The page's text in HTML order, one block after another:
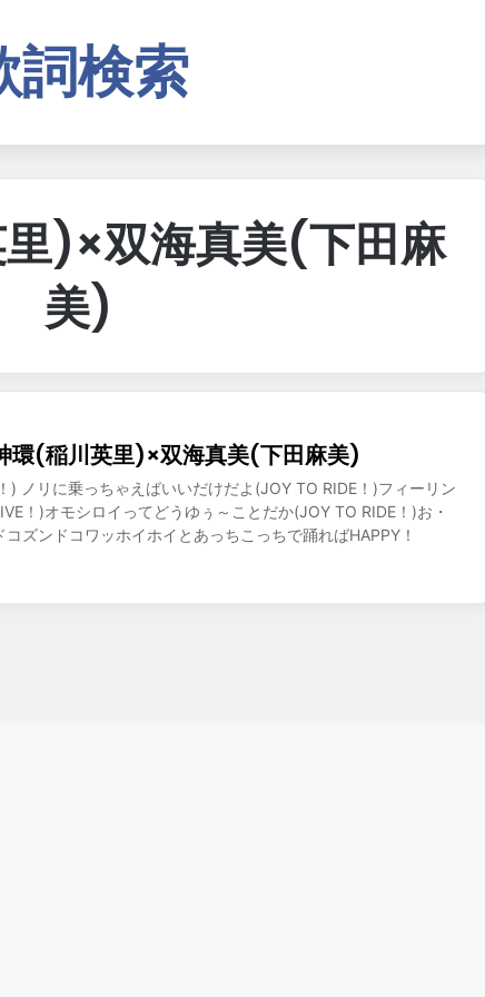
詞検索
)×双海真美(下田麻
美)
環(稲川英里)×双海真美(下田麻美)
) ノリに乗っちゃえばいいだけだよ(JOY TO RIDE！)フィーリン
！)オモシロイってどうゆぅ～ことだか(JOY TO RIDE！)お・
ズンドコワッホイホイとあっちこっちで踊ればHAPPY！